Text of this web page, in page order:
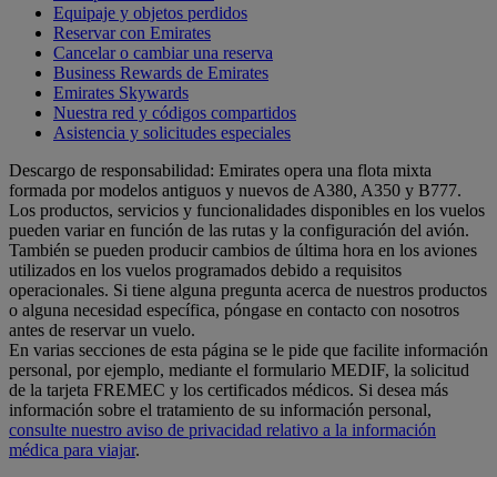
Equipaje y objetos perdidos
Reservar con Emirates
Cancelar o cambiar una reserva
Business Rewards de Emirates
Emirates Skywards
Nuestra red y códigos compartidos
Asistencia y solicitudes especiales
Descargo de responsabilidad: Emirates opera una flota mixta
formada por modelos antiguos y nuevos de A380, A350 y B777.
Los productos, servicios y funcionalidades disponibles en los vuelos
pueden variar en función de las rutas y la configuración del avión.
También se pueden producir cambios de última hora en los aviones
utilizados en los vuelos programados debido a requisitos
operacionales. Si tiene alguna pregunta acerca de nuestros productos
o alguna necesidad específica, póngase en contacto con nosotros
antes de reservar un vuelo.
En varias secciones de esta página se le pide que facilite información
personal, por ejemplo, mediante el formulario MEDIF, la solicitud
de la tarjeta FREMEC y los certificados médicos. Si desea más
información sobre el tratamiento de su información personal,
consulte nuestro aviso de privacidad relativo a la información
médica para viajar.